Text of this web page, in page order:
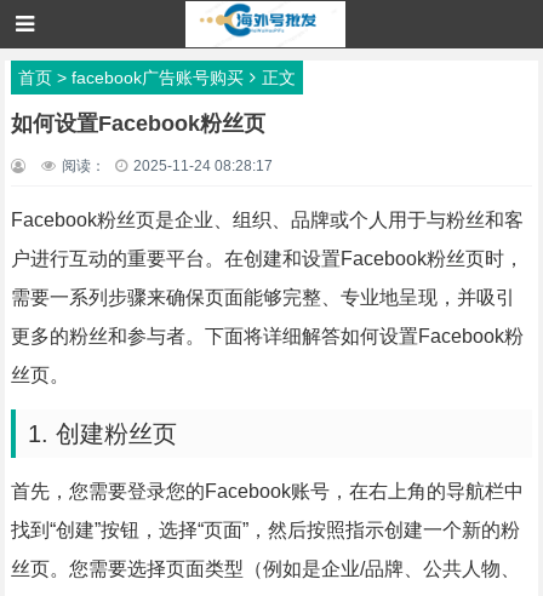
首页> facebook广告账号购买 正文
如何设置Facebook粉丝页
阅读： 2025-11-24 08:28:17
Facebook粉丝页是企业、组织、品牌或个人用于与粉丝和客
户进行互动的重要平台。在创建和设置Facebook粉丝页时，
需要一系列步骤来确保页面能够完整、专业地呈现，并吸引
更多的粉丝和参与者。下面将详细解答如何设置Facebook粉
丝页。
1. 创建粉丝页
首先，您需要登录您的Facebook账号，在右上角的导航栏中
找到“创建”按钮，选择“页面”，然后按照指示创建一个新的粉
丝页。您需要选择页面类型（例如是企业/品牌、公共人物、